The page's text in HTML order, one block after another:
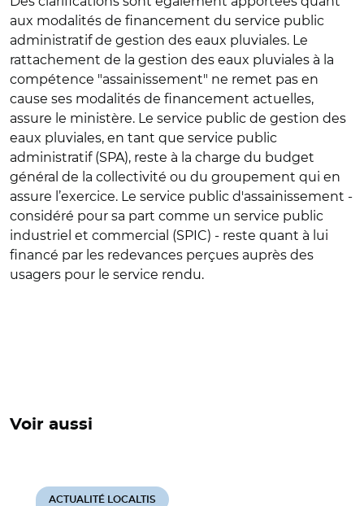
aux modalités de financement du service public
administratif de gestion des eaux pluviales. Le
rattachement de la gestion des eaux pluviales à la
compétence "assainissement" ne remet pas en
cause ses modalités de financement actuelles,
assure le ministère. Le service public de gestion des
eaux pluviales, en tant que service public
administratif (SPA), reste à la charge du budget
général de la collectivité ou du groupement qui en
assure l’exercice. Le service public d'assainissement -
considéré pour sa part comme un service public
industriel et commercial (SPIC) - reste quant à lui
financé par les redevances perçues auprès des
usagers pour le service rendu.
Voir aussi
ACTUALITÉ LOCALTIS